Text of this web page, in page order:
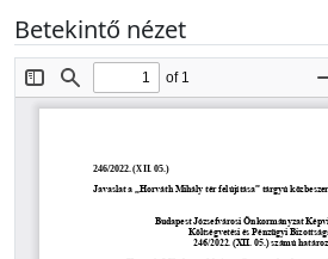
Betekintő nézet